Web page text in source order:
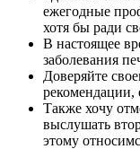
ежегодные
хотя бы ради
В настоящее
заболевания
Доверяйте
Также хочу
выслушать
этому